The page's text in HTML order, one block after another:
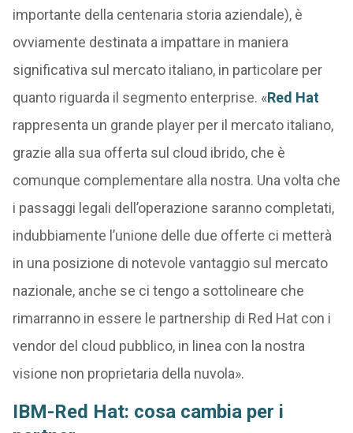
importante della centenaria storia aziendale), è
ovviamente destinata a impattare in maniera
significativa sul mercato italiano, in particolare per
quanto riguarda il segmento enterprise. «Red Hat
rappresenta un grande player per il mercato italiano,
grazie alla sua offerta sul cloud ibrido, che è
comunque complementare alla nostra. Una volta che
i passaggi legali dell’operazione saranno completati,
indubbiamente l’unione delle due offerte ci metterà
in una posizione di notevole vantaggio sul mercato
nazionale, anche se ci tengo a sottolineare che
rimarranno in essere le partnership di Red Hat con i
vendor del cloud pubblico, in linea con la nostra
visione non proprietaria della nuvola».
IBM-Red Hat: cosa cambia per i